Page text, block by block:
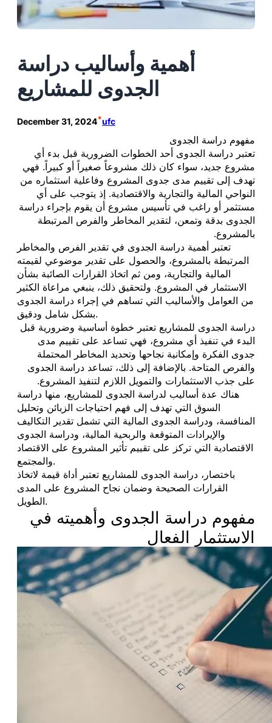
أهمية وأساليب دراسة
الجدوى للمشاريع
December 31, 2024•ufc
مفهوم دراسة الجدوى
تعتبر دراسة الجدوى أحد الخطوات الضرورية قبل بدء أي
مشروع جديد، سواء كان ذلك مشروعاً صغيراً أو كبيراً. فهي
تهدف إلى تقييم مدى جدوى المشروع وفاعلية استثماره من
النواحي المالية والتجارية والاقتصادية. إذ يتوجب على أي
مستثمر أو راغب في تأسيس مشروع أن يقوم بإجراء دراسة
الجدوى بدقة وتمعن، لتقدير المخاطر والفرص المرتبطة
بالمشروع.
تعتبر أهمية دراسة الجدوى في تقدير الفرص والمخاطر
المرتبطة بالمشروع، والحصول على تقدير موضوعي لقيمته
المالية والتجارية، ومن ثم اتخاذ القرارات الصائبة بشأن
الاستثمار في المشروع. ولتحقيق ذلك، ينبغي مراعاة الكثير
من العوامل والأساليب التي تساهم في إجراء دراسة الجدوى
بشكل شامل ودقيق.
دراسة الجدوى للمشاريع تعتبر خطوة أساسية وضرورية قبل
البدء في تنفيذ أي مشروع، فهي تساعد على تقييم مدى
جدوى الفكرة وإمكانية نجاحها وتحديد المخاطر المحتملة
والفرص المتاحة. بالإضافة إلى ذلك، تساعد دراسة الجدوى
على جذب الاستثمارات والتمويل اللازم لتنفيذ المشروع.
هناك عدة أساليب لدراسة الجدوى للمشاريع، منها دراسة
السوق التي تهدف إلى فهم احتياجات الزبائن وتحليل
المنافسة، ودراسة الجدوى المالية التي تشمل تقدير التكاليف
والإيرادات المتوقعة والربحية المالية، ودراسة الجدوى
الاقتصادية التي تركز على تقييم تأثير المشروع على الاقتصاد
والمجتمع.
باختصار، دراسة الجدوى للمشاريع تعتبر أداة قيمة لاتخاذ
القرارات الصحيحة وضمان نجاح المشروع على المدى
الطويل.
مفهوم دراسة الجدوى وأهميته في
الاستثمار الفعال